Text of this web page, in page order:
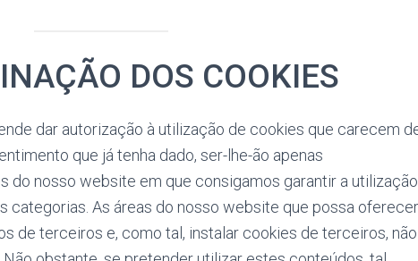
DOS COOKIES
dar autorização à utilização de cookies que carecem
que já tenha dado, ser-lhe-ão apenas
do nosso website em que consigamos garantir a utilização
categorias. As áreas do nosso website que possa
de terceiros e, como tal, instalar cookies de terceiros, não